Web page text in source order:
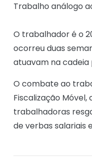
Trabalho análogo
O trabalhador é o
ocorreu duas
atuavam na cadeia
O combate ao
Fiscalização
trabalhadoras
de verbas salariais